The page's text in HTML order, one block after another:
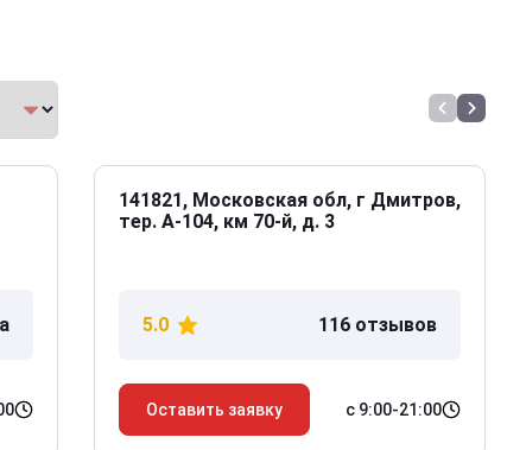
141821, Московская обл, г Дмитров,
тер. А-104, км 70-й, д. 3
5.0 116 отзывов
Оставить заявку с 9:00-21:00